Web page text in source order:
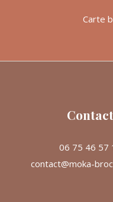
Contact
06 75 46 57
contact@moka-
Carte